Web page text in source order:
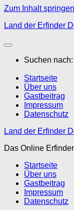
Zum Inhalt springen
Land der Erfinder
Suchen nach:
Startseite
Über uns
Gastbeitrag
Impressum
Datenschutz
Land der Erfinder
Das Online
Startseite
Über uns
Gastbeitrag
Impressum
Datenschutz